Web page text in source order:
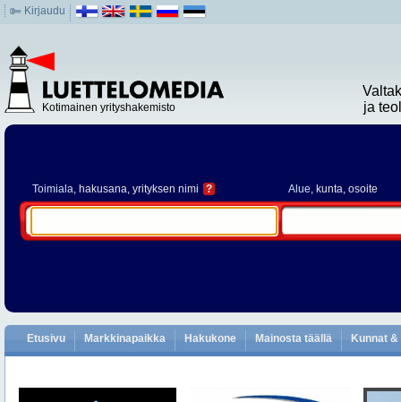
Kirjaudu
Kotimainen yrityshakemisto
ja
Toimiala, hakusana, yrityksen nimi ? Alue, kunta, osoite
Etusivu Markkinapaikka Hakukone Mainosta täällä Kunnat